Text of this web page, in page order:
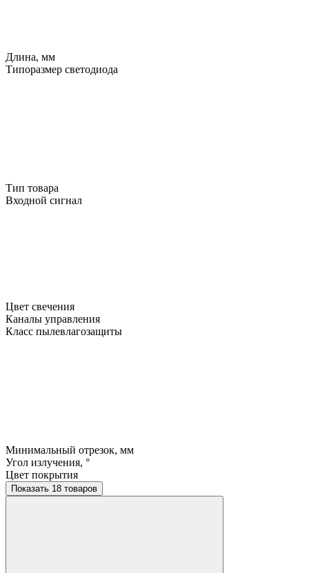
Длина, мм
Типоразмер светодиода
Тип товара
Входной сигнал
Цвет свечения
Каналы управления
Класс пылевлагозащиты
Минимальный отрезок, мм
Угол излучения, °
Цвет покрытия
Показать 18 товаров